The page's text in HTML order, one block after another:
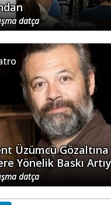
datça
Üzümcü Gözaltına
Yönelik Baskı
datça